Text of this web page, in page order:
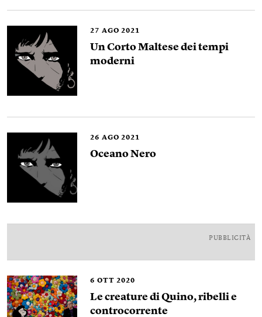
27 AGO 2021
Un Corto Maltese dei tempi
moderni
26 AGO 2021
Oceano Nero
PUBBLICITÀ
6 OTT 2020
Le creature di Quino, ribelli e
controcorrente